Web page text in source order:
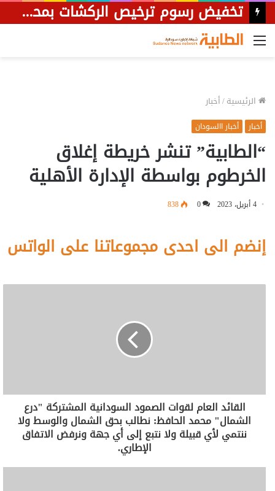
تخفيض رسوم ترخيص الركشات بمحلية جبل أولياء إلى 50%
القائمة
الرئيسية/أخبار
أخبار أخبار االسودان
“الطابية” تنشر خريطة إغلاق
الخرطوم بواسطة الإدارة الأهلية
4 أبريل، 2023 0
838
إنضم الى احدى مجموعاتنا على الواتس
القائد العام لقوات الصمود السودانية المشتركة "درع
الشمال" محمد الحافظ: نطالب بحق الشمال والوسط ولا
ننتمي لأي قبيلة ولا نتبع إلى أي جهة ونرفض الاتفاق
الإطاري.